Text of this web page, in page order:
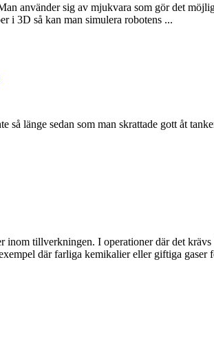
använder sig av mjukvara som gör det
i 3D så kan man simulera robotens ...
länge sedan som man skrattade gott åt
tillverkningen. I operationer där det
där farliga kemikalier eller giftiga gaser